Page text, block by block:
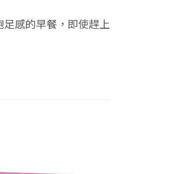
感的早餐，即使趕上